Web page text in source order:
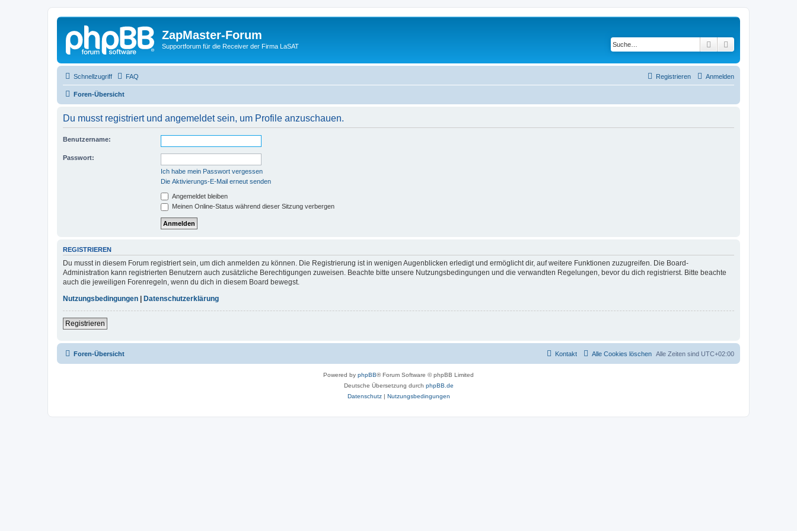
ZapMaster-Forum
Supportforum für die Receiver der Firma LaSAT Suche
Schnellzugriff FAQ Anmelden
Registrieren
Foren-Übersicht
Du musst registriert und angemeldet sein, um Profile anzuschauen.
Benutzername:
Passwort:
Ich habe mein Passwort vergessen
Die Aktivierungs-E-Mail erneut senden
Angemeldet bleiben
Meinen Online-Status während dieser Sitzung verbergen
REGISTRIEREN
Du musst in diesem Forum registriert sein, um dich anmelden zu können. Die Registrierung ist in wenigen Augenblicken erledigt und ermöglicht dir, auf weitere Funktionen zuzugreifen. Die Board-
Administration kann registrierten Benutzern auch zusätzliche Berechtigungen zuweisen. Beachte bitte unsere Nutzungsbedingungen und die verwandten Regelungen, bevor du dich registrierst. Bitte beachte
auch die jeweiligen Forenregeln, wenn du dich in diesem Board bewegst.
Nutzungsbedingungen
Datenschutzerklärung
Registrieren
Foren-Übersicht Alle Zeiten sind UTC+02:00
Alle Cookies löschen
Kontakt
Powered by phpBB® Forum Software © phpBB Limited
Deutsche Übersetzung durch phpBB.de
Datenschutz| Nutzungsbedingungen